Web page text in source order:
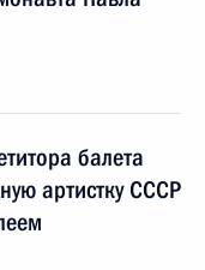
балета
артистку СССР